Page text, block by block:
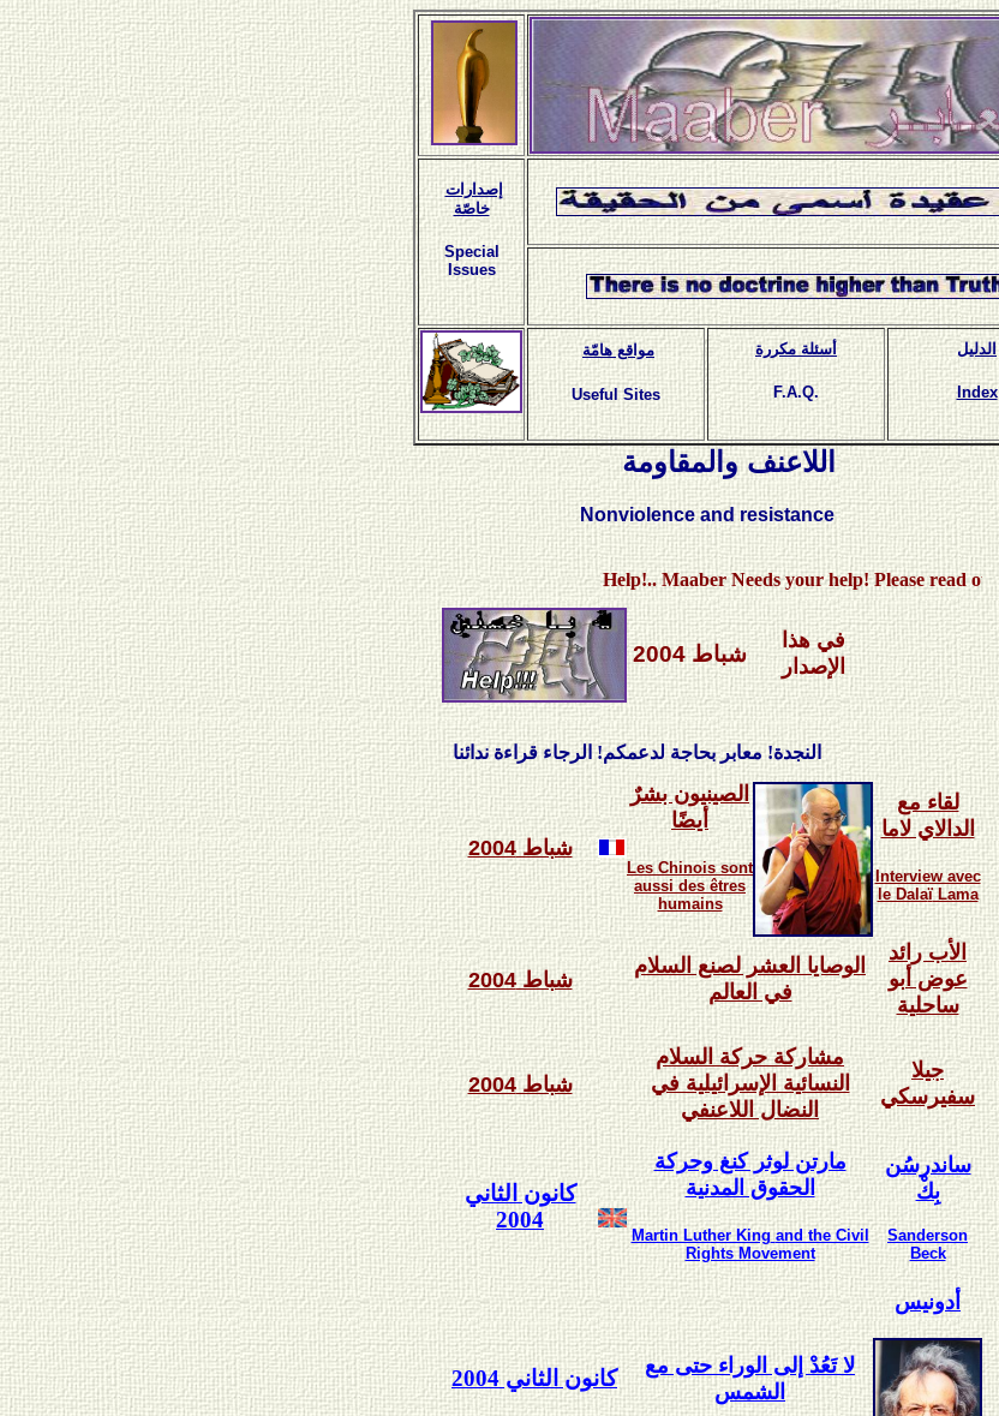
إصدارات
خاصّة
Special
Issues
مواقع هامّة
Useful Sites
أسئلة مكررة
F.A.Q.
الدليل
Index
اللاعنف والمقاومة
Nonviolence and resistance
Help!.. Maaber Needs your help! Please read our call..
شباط 2004
في هذا
الإصدار
النجدة! معابر بحاجة لدعمكم! الرجاء قراءة ندائنا
شباط 2004
الصينيون بشرٌ
أيضًا
Les Chinois sont
aussi desêtres
humains
لقاء مع
الدالاي لاما
Interview avec
le DalaïLama
شباط 2004
الوصايا العشر لصنع السلام
في العالم
الأب رائد
عوض أبو
ساحلية
شباط 2004
مشاركة حركة السلام
النسائية الإسرائيلية في
النضال اللاعنفي
جيلا
سفيرسكي
كانون الثاني
2004
مارتن لوثر كنغ وحركة
الحقوق المدنية
Martin Luther King and the Civil
Rights Movement
ساندرسُن
بِكْ
Sanderson
Beck
كانون الثاني 2004
لا تَعُدْ إلى الوراء حتى مع
الشمس
أدونيس